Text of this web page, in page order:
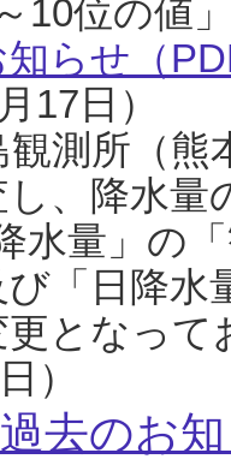
10位の値
知らせ（
17日）
測所（熊
、降水
水量」の
「日降
となっ
）
去のお